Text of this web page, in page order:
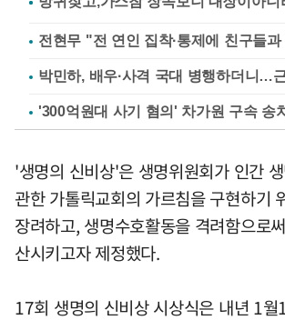
전현무 "전 연인 집착·통제에 친구들
박민하, 배우·사격 국대 병행하더니…
'300억원대 사기 혐의' 차가원 구속 송치
'생명의 신비상'은 생명위원회가 인간
관한 가톨릭교회의 가르침을 구현하기
장려하고, 생명수호활동을 격려함으로
산시키고자 제정했다.
17회 생명의 신비상 시상식은 내년 1